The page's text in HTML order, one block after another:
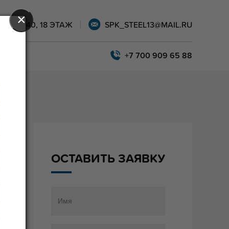
40, 18 ЭТАЖ SPK_STEEL13@MAIL.RU
+7 700 909 65 88
ОСТАВИТЬ ЗАЯВКУ
×